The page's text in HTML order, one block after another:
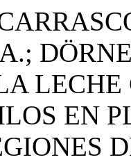
LECHE
EN